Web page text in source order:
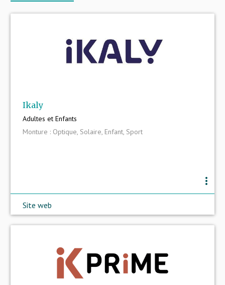
Ikaly
Adultes et Enfants
Monture : Optique, Solaire, Enfant, Sport
more_vert
Site web